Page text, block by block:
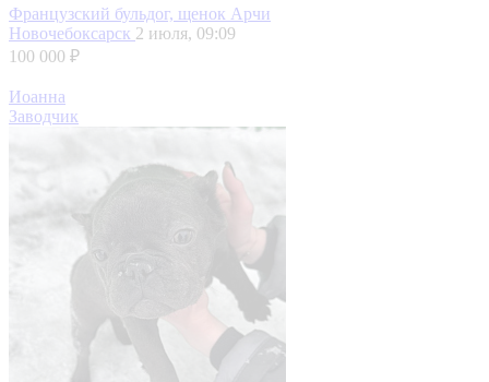
Французский бульдог, щенок Арчи
Новочебоксарск 2 июля, 09:09
100 000 ₽
Иоанна
Заводчик